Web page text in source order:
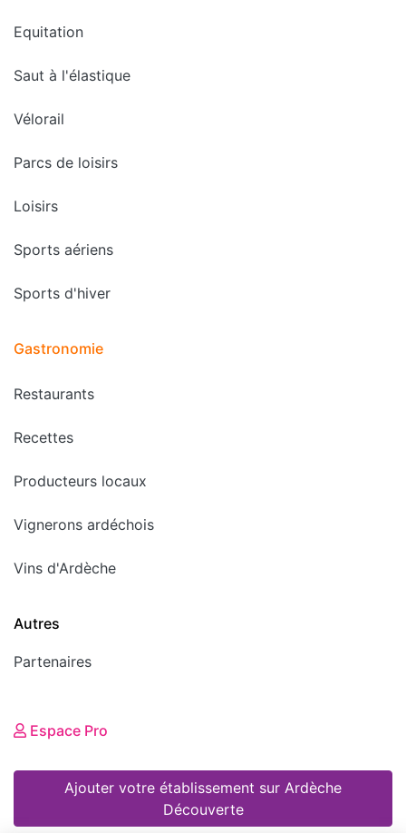
Equitation
Saut à l'élastique
Vélorail
Parcs de loisirs
Loisirs
Sports aériens
Sports d'hiver
Gastronomie
Restaurants
Recettes
Producteurs locaux
Vignerons ardéchois
Vins d'Ardèche
Autres
Partenaires
Espace Pro
Ajouter votre établissement sur Ardèche
Découverte